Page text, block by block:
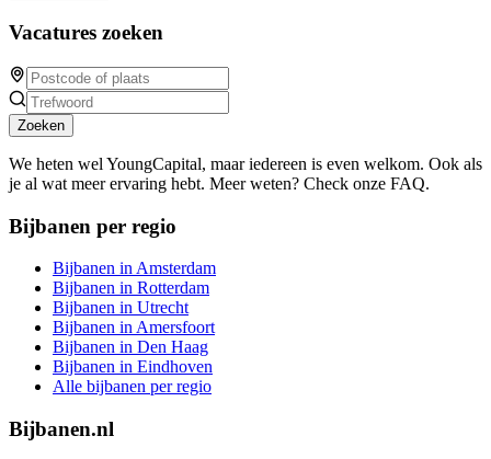
Vacatures zoeken
Zoeken
We heten wel YoungCapital, maar iedereen is even welkom. Ook als
je al wat meer ervaring hebt. Meer weten? Check onze FAQ.
Bijbanen per regio
Bijbanen in Amsterdam
Bijbanen in Rotterdam
Bijbanen in Utrecht
Bijbanen in Amersfoort
Bijbanen in Den Haag
Bijbanen in Eindhoven
Alle bijbanen per regio
Bijbanen.nl